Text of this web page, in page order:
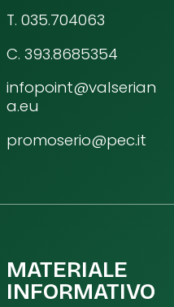
T. 035.704063
C. 393.8685354
infopoint@valserian
a.eu
promoserio@pec.it
MATERIALE
INFORMATIVO